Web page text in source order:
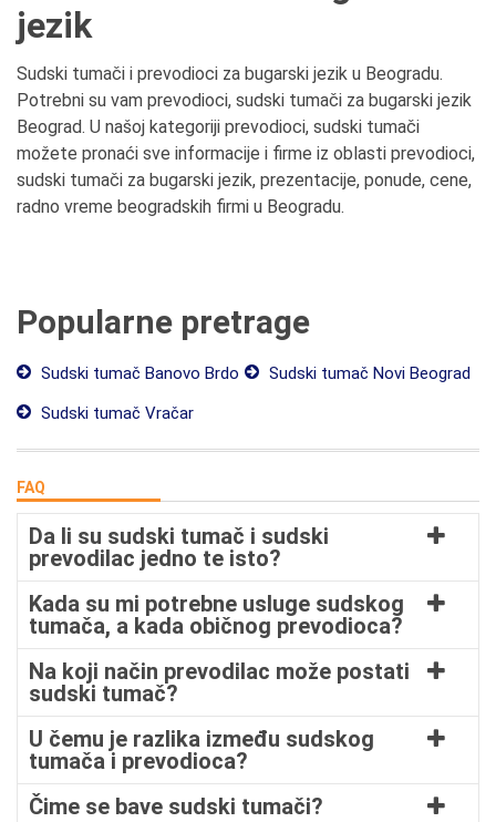
jezik
Sudski tumači i prevodioci za bugarski jezik u Beogradu.
Potrebni su vam prevodioci, sudski tumači za bugarski jezik
Beograd. U našoj kategoriji prevodioci, sudski tumači
možete pronaći sve informacije i firme iz oblasti prevodioci,
sudski tumači za bugarski jezik, prezentacije, ponude, cene,
radno vreme beogradskih firmi u Beogradu.
Popularne pretrage
Sudski tumač Banovo Brdo
Sudski tumač Novi Beograd
Sudski tumač Vračar
FAQ
Da li su sudski tumač i sudski
prevodilac jedno te isto?
Kada su mi potrebne usluge sudskog
tumača, a kada običnog prevodioca?
Na koji način prevodilac može postati
sudski tumač?
U čemu je razlika između sudskog
tumača i prevodioca?
Čime se bave sudski tumači?